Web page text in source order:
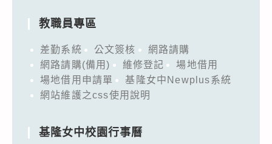
教職員專區
差勤系統 公文簽核
網路請購
網路請購(備用)
維修登記
場地借用
場地借用申請單
基隆女中Newplus系統
網站維護之css使用說明
基隆女中校園行事曆